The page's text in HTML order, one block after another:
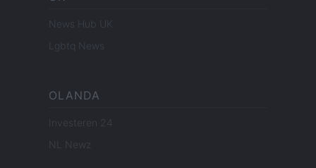
News Hub UK
Lgbtq News
OLANDA
Investeren 24
NL Newz